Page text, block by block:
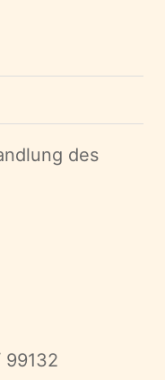
des